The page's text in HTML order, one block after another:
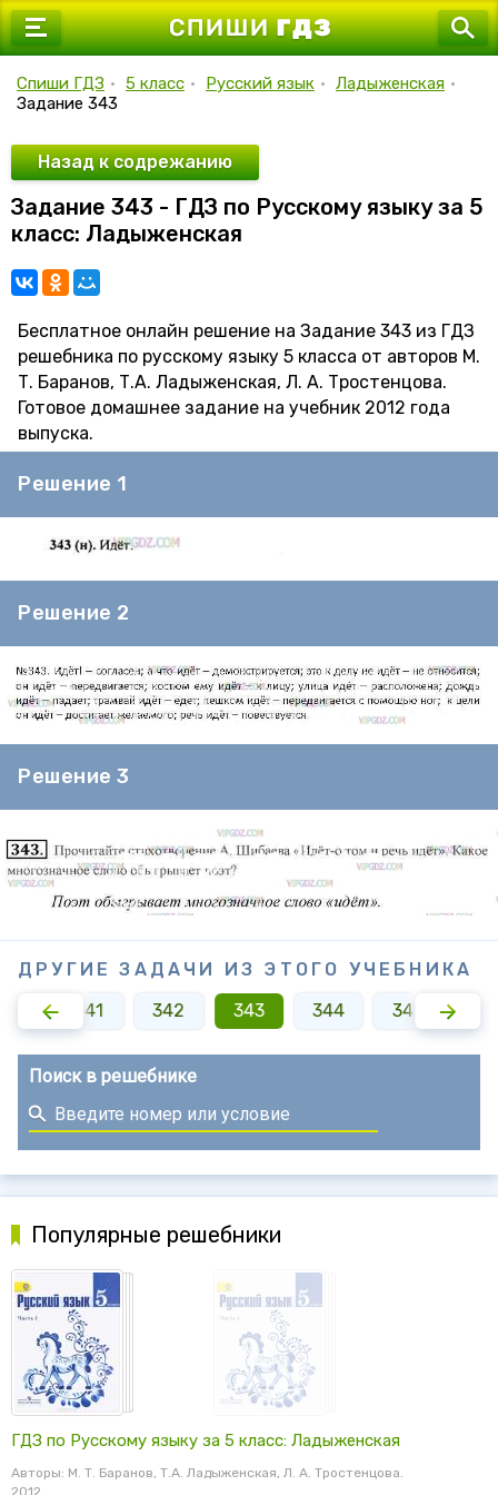
7 класс
9 класс
10 класс
11 класс
Спиши ГДЗ • 5 класс • Русский язык • Ладыженская •
Задание 343
Назад к содрежанию
Задание 343 - ГДЗ по Русскому языку за 5
класс: Ладыженская
Бесплатное онлайн решение на Задание 343 из ГДЗ
решебника по русскому языку 5 класса от авторов М.
Т. Баранов, Т.А. Ладыженская, Л. А. Тростенцова.
Готовое домашнее задание на учебник 2012 года
выпуска.
Решение 1
Решение 2
Решение 3
ДРУГИЕ ЗАДАЧИ ИЗ ЭТОГО УЧЕБНИКА
341 342 343 344 345
Поиск в решебнике
Популярные решебники
ГДЗ по Русскому языку за 5 класс: Ладыженская
Авторы: М. Т. Баранов, Т.А. Ладыженская, Л. А. Тростенцова.